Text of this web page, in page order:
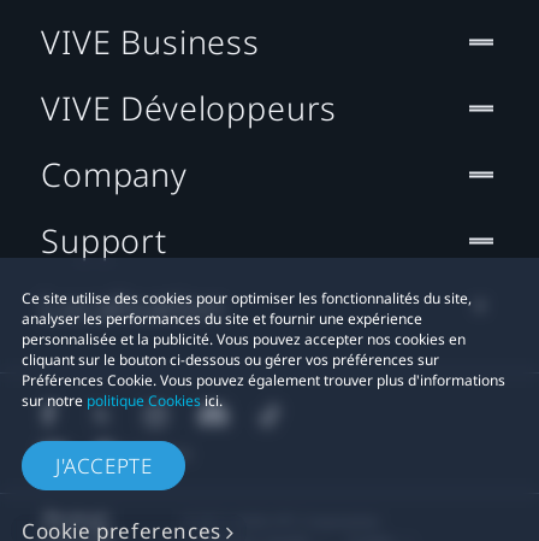
Ce site utilise des cookies pour optimiser les fonctionnalités du site,
analyser les performances du site et fournir une expérience
personnalisée et la publicité. Vous pouvez accepter nos cookies en
cliquant sur le bouton ci-dessous ou gérer vos préférences sur
Préférences Cookie. Vous pouvez également trouver plus d'informations
sur notre politique Cookiesici.
J'ACCEPTE
Cookie preferences
VIVE Business
VIVE Développeurs
Company
Support
Localisation